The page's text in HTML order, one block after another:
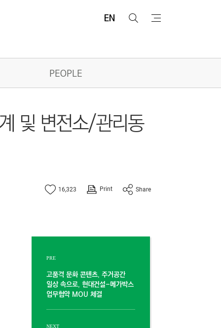
EN
검
PEOPLE
및 변전소/관리동
16,323 Print Share
PRE
고품격 문화 콘텐츠, 주거공간
일상 속으로, 현대건설-메가박스
업무협약 MOU 체결
NEXT